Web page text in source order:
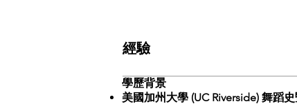
經驗
學歷背景
美國加州大學 (UC Riverside) 舞蹈